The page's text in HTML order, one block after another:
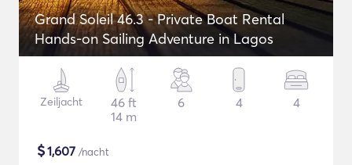
Grand Soleil 46.3 - Private Boat Rental
Hands-on Sailing Adventure in Lagos
Zeiljacht
46 ft
14 m
6 4 4
$1,607 /nacht